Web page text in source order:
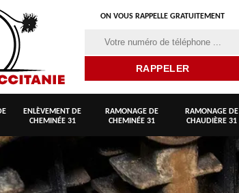
ON VOUS RAPPELLE GRATUITEMENT
ENLÈVEMENT DE
CHEMINÉE 31
RAMONAGE DE
CHEMINÉE 31
RAMONAGE DE
CHAUDIÈRE 31